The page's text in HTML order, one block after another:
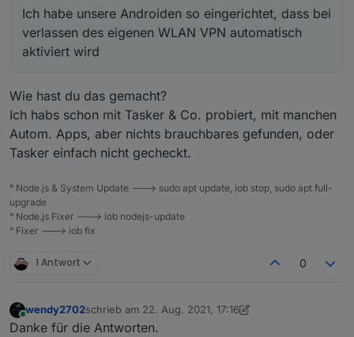
immer werbefrei dank Pihole. Geht mit der App
'tasker' und dem 'openVPN Tasker Plugin'.
Ich habe unsere Androiden so eingerichtet, dass bei
verlassen des eigenen WLAN VPN automatisch
aktiviert wird
Wie hast du das gemacht?
Ich habs schon mit Tasker & Co. probiert, mit manchen
Autom. Apps, aber nichts brauchbares gefunden, oder
Tasker einfach nicht gecheckt.
° Node.js & System Update ---> sudo apt update, iob stop, sudo apt full-
upgrade
° Node.js Fixer ---> iob nodejs-update
° Fixer ---> iob fix
1 Antwort 0
Online
wendy2702schrieb am 22. Aug. 2021, 17:16
zuletzt editiert von wendy2702
Danke für die Antworten.